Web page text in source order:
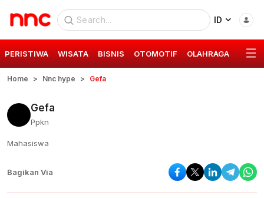
ID
PERISTIWA WISATA BISNIS OTOMOTIF OLAHRAGA GAYA
Home Nnc hype Gefa
Gefa
Ppkn
Mahasiswa
Bagikan Via